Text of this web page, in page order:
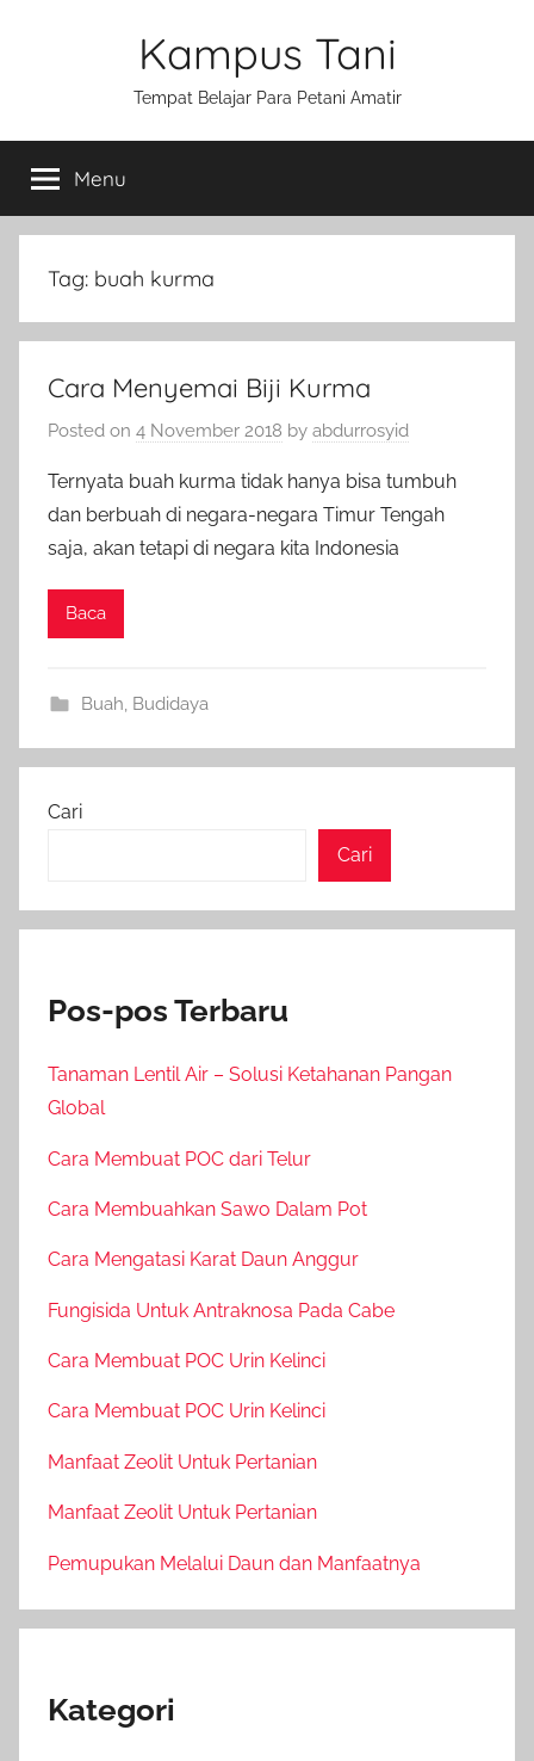
Kampus Tani
Tempat Belajar Para Petani Amatir
Menu
Tag: buah kurma
Cara Menyemai Biji Kurma
Posted on 4 November 2018 by abdurrosyid
Ternyata buah kurma tidak hanya bisa tumbuh
dan berbuah di negara-negara Timur Tengah
saja, akan tetapi di negara kita Indonesia
Baca
Buah Budidaya
Cari
Cari
Pos-pos Terbaru
Tanaman Lentil Air – Solusi Ketahanan Pangan
Global
Cara Membuat POC dari Telur
Cara Membuahkan Sawo Dalam Pot
Cara Mengatasi Karat Daun Anggur
Fungisida Untuk Antraknosa Pada Cabe
Cara Membuat POC Urin Kelinci
Cara Membuat POC Urin Kelinci
Manfaat Zeolit Untuk Pertanian
Manfaat Zeolit Untuk Pertanian
Pemupukan Melalui Daun dan Manfaatnya
Kategori